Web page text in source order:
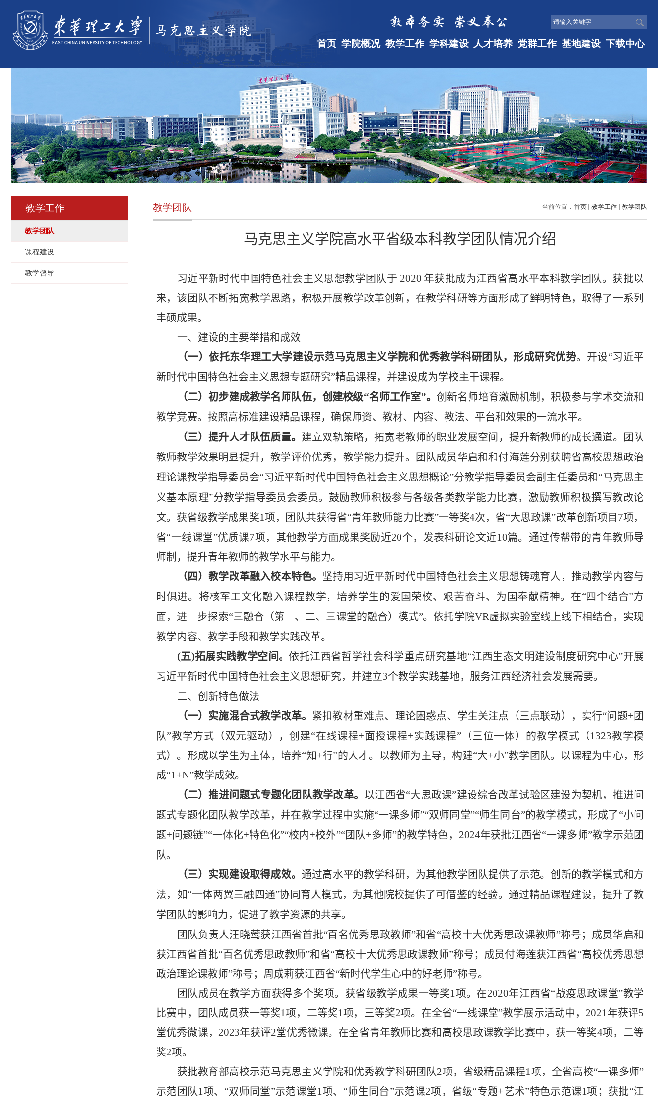
首页 学院概况 教学工作 学科建设 人才培养 党群工作 基地建设 下载中心
教学工作
教学团队
课程建设
教学督导
当前位置： 首页 教学工作 教学团队
教学团队
马克思主义学院高水平省级本科教学团队情况介绍
习近平新时代中国特色社会主义思想教学团队于 2020 年获批成为江西省高水平本科教学团队。获批以
来，该团队不断拓宽教学思路，积极开展教学改革创新，在教学科研等方面形成了鲜明特色，取得了一系列
丰硕成果。
一、建设的主要举措和成效
（一）依托东华理工大学建设示范马克思主义学院和优秀教学科研团队，形成研究优势。开设“习近平
新时代中国特色社会主义思想专题研究”精品课程，并建设成为学校主干课程。
（二）初步建成教学名师队伍，创建校级“名师工作室”。 创新名师培育激励机制，积极参与学术交流和
教学竞赛。按照高标准建设精品课程，确保师资、教材、内容、教法、平台和效果的一流水平。
（三）提升人才队伍质量。 建立双轨策略，拓宽老教师的职业发展空间，提升新教师的成长通道。团队
教师教学效果明显提升，教学评价优秀，教学能力提升。团队成员华启和和付海莲分别获聘省高校思想政治
理论课教学指导委员会“习近平新时代中国特色社会主义思想概论”分教学指导委员会副主任委员和“马克思主
义基本原理”分教学指导委员会委员。鼓励教师积极参与各级各类教学能力比赛，激励教师积极撰写教改论
文。获省级教学成果奖1项，团队共获得省“青年教师能力比赛”一等奖4次，省“大思政课”改革创新项目 7项，
省“一线课堂”优质课7项，其他教学方面成果奖励近20个，发表科研论文近10篇。通过传帮带的青年教师导
师制，提升青年教师的教学水平与能力。
（四）教学改革融入校本特色。 坚持用习近平新时代中国特色社会主义思想铸魂育人，推动教学内容与
时俱进。将核军工文化融入课程教学，培养学生的爱国荣校、艰苦奋斗、为国奉献精神。在“四个结合”方
面，进一步探索“三融合（第一、二、三课堂的融合）模式”。依托学院VR虚拟实验室线上线下相结合，实现
教学内容、教学手段和教学实践改革。
(五)拓展实践教学空间。依托江西省哲学社会科学重点研究基地“江西生态文明建设制度研究中心”开展
习近平新时代中国特色社会主义思想研究，并建立3个教学实践基地，服务江西经济社会发展需要。
二、创新特色做法
（一）实施混合式教学改革。 紧扣教材重难点、理论困惑点、学生关注点（三点联动），实行“问题+团
队”教学方式（双元驱动），创建“在线课程+面授课程+实践课程”（三位一体）的教学模式（1323教学模
式）。形成以学生为主体，培养“知+行”的人才。以教师为主导，构建“大+小”教学团队。以课程为中心，形
成“1+N”教学成效。
（二）推进问题式专题化团队教学改革。 以江西省“大思政课”建设综合改革试验区建设为契机，推进问
题式专题化团队教学改革，并在教学过程中实施“一课多师”“双师同堂”“师生同台”的教学模式，形成了“小问
题+问题链”“一体化+特色化”“校内+校外”“团队+多师”的教学特色， 2024年获批江西省“一课多师”教学示范团
队。
（三）实现建设取得成效。 通过高水平的教学科研，为其他教学团队提供了示范。创新的教学模式和方
法，如“一体两翼三融四通”协同育人模式，为其他院校提供了可借鉴的经验。通过精品课程建设，提升了教
学团队的影响力，促进了教学资源的共享。
团队负责人汪晓莺获江西省首批“百名优秀思政教师”和省“高校十大优秀思政课教师”称号；成员华启和
获江西省首批“百名优秀思政教师”和省“高校十大优秀思政课教师”称号；成员付海莲获江西省“高校优秀思想
政治理论课教师”称号；周成莉获江西省“新时代学生心中的好老师”称号。
团队成员在教学方面获得多个奖项。获省级教学成果一等奖1项。在2020年江西省“战疫思政课堂”教学
比赛中，团队成员获一等奖1项，二等奖1项，三等奖2项。在全省“一线课堂”教学展示活动中， 2021年获评5
堂优秀微课， 2023年获评2堂优秀微课。在全省青年教师比赛和高校思政课教学比赛中，获一等奖4项，二等
奖2项。
获批教育部高校示范马克思主义学院和优秀教学科研团队2项，省级精品课程1项，全省高校“一课多师”
示范团队1项、“双师同堂”示范课堂1项、“师生同台”示范课2项，省级“专题+艺术”特色示范课1项；获批“江